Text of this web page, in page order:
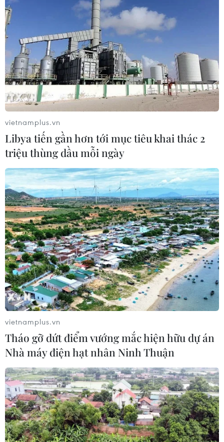
vietnamplus.vn
Libya tiến gần hơn tới mục tiêu khai thác 2
triệu thùng dầu mỗi ngày
vietnamplus.vn
Tháo gỡ dứt điểm vướng mắc hiện hữu dự án
Nhà máy điện hạt nhân Ninh Thuận